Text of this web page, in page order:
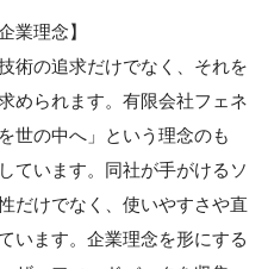
業理念】
術の追求だけでなく、それを
められます。有限会社フェネ
世の中へ」という理念のも
ています。同社が手がけるソ
だけでなく、使いやすさや直
います。企業理念を形にする